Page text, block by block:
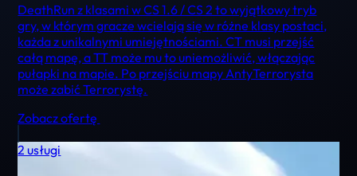
DeathRun z klasami w CS 1.6 / CS 2 to wyjątkowy tryb
gry, w którym gracze wcielają się w różne klasy postaci,
każda z unikalnymi umiejętnościami. CT musi przejść
całą mapę, a TT może mu to uniemożliwić, włączając
pułapki na mapie. Po przejściu mapy AntyTerrorysta
może zabić Terrorystę.
Zobacz ofertę
2 usługi